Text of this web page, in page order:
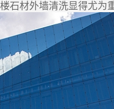
石材外墙清洗显得尤为